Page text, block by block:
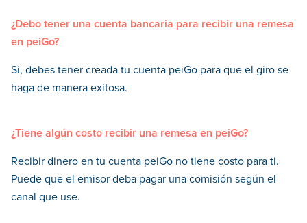
¿Debo tener una cuenta bancaria para recibir una remesa
en peiGo?
Si, debes tener creada tu cuenta peiGo para que el giro se
haga de manera exitosa.
¿Tiene algún costo recibir una remesa en peiGo?
Recibir dinero en tu cuenta peiGo no tiene costo para ti.
Puede que el emisor deba pagar una comisión según el
canal que use.